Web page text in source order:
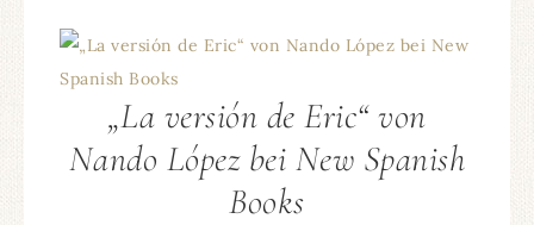
„La versión de Eric“ von
Nando López bei New Spanish
Books